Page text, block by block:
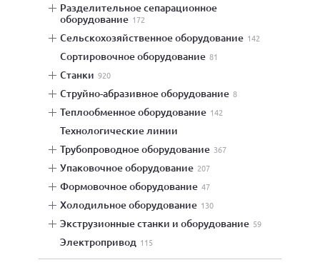
разделительное сепарационное
оборудование 172
сельскохозяйственное оборудование 142
сортировочное оборудование 81
станки 920
струйно-абразивное оборудование 8
теплообменное оборудование 142
технологические линии
трубопроводное оборудование 367
упаковочное оборудование 207
формовочное оборудование 47
холодильное оборудование 130
экструзионные станки и оборудование 59
электропривод 115